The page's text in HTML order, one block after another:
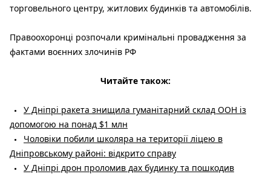
торговельного центру, житлових будинків та автомобілів.
Правоохоронці розпочали кримінальні провадження за
фактами воєнних злочинів РФ
Читайте також:
У Дніпрі ракета знищила гуманітарний склад ООН із
допомогою на понад $1 млн
Чоловіки побили школяра на території ліцею в
Дніпровському районі: відкрито справу
У Дніпрі дрон проломив дах будинку та пошкодив